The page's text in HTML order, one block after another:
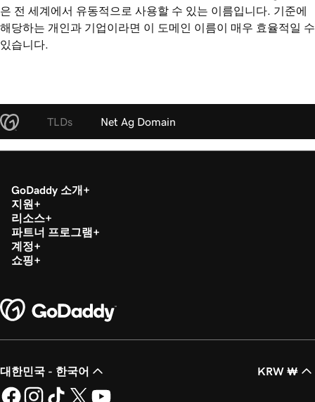
은 전 세계에서 유동적으로 사용할 수 있는 이름입니다. 기준에
해당하는 개인과 기업이라면 이 도메인 이름이 매우 효율적일 수
있습니다.
TLDs Net Ag Domain
GoDaddy 소개
지원
리소스
파트너 프로그램
계정
쇼핑
대한민국 - 한국어 KRW ₩